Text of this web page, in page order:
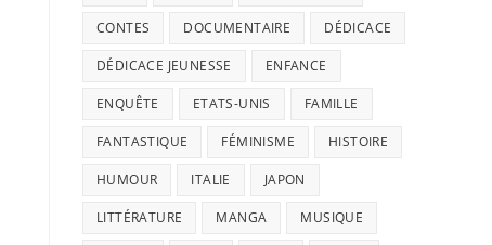
CONTES DOCUMENTAIRE DÉDICACE
DÉDICACE JEUNESSE ENFANCE
ENQUÊTE ETATS-UNIS FAMILLE
FANTASTIQUE FÉMINISME HISTOIRE
HUMOUR ITALIE JAPON
LITTÉRATURE MANGA MUSIQUE